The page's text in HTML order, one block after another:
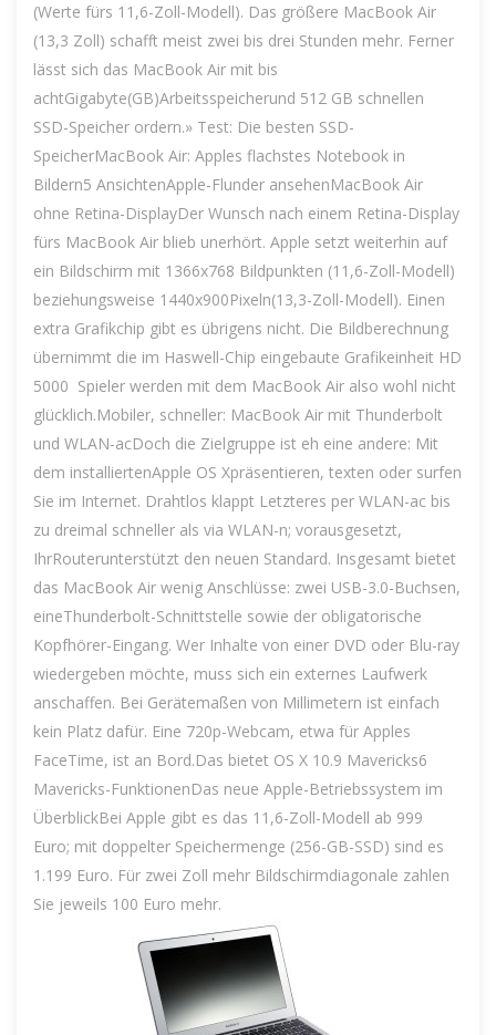
(Werte fürs 11,6-Zoll-Modell). Das größere MacBook Air
(13,3 Zoll) schafft meist zwei bis drei Stunden mehr. Ferner
lässt sich das MacBook Air mit bis
achtGigabyte(GB)Arbeitsspeicherund 512 GB schnellen
SSD-Speicher ordern.» Test: Die besten SSD-
SpeicherMacBook Air: Apples flachstes Notebook in
Bildern5 AnsichtenApple-Flunder ansehenMacBook Air
ohne Retina-DisplayDer Wunsch nach einem Retina-Display
fürs MacBook Air blieb unerhört. Apple setzt weiterhin auf
ein Bildschirm mit 1366x768 Bildpunkten (11,6-Zoll-Modell)
beziehungsweise 1440x900Pixeln(13,3-Zoll-Modell). Einen
extra Grafikchip gibt es übrigens nicht. Die Bildberechnung
übernimmt die im Haswell-Chip eingebaute Grafikeinheit HD
5000  Spieler werden mit dem MacBook Air also wohl nicht
glücklich.Mobiler, schneller: MacBook Air mit Thunderbolt
und WLAN-acDoch die Zielgruppe ist eh eine andere: Mit
dem installiertenApple OS Xpräsentieren, texten oder surfen
Sie im Internet. Drahtlos klappt Letzteres per WLAN-ac bis
zu dreimal schneller als via WLAN-n; vorausgesetzt,
IhrRouterunterstützt den neuen Standard. Insgesamt bietet
das MacBook Air wenig Anschlüsse: zwei USB-3.0-Buchsen,
eineThunderbolt-Schnittstelle sowie der obligatorische
Kopfhörer-Eingang. Wer Inhalte von einer DVD oder Blu-ray
wiedergeben möchte, muss sich ein externes Laufwerk
anschaffen. Bei Gerätemaßen von Millimetern ist einfach
kein Platz dafür. Eine 720p-Webcam, etwa für Apples
FaceTime, ist an Bord.Das bietet OS X 10.9 Mavericks6
Mavericks-FunktionenDas neue Apple-Betriebssystem im
ÜberblickBei Apple gibt es das 11,6-Zoll-Modell ab 999
Euro; mit doppelter Speichermenge (256-GB-SSD) sind es
1.199 Euro. Für zwei Zoll mehr Bildschirmdiagonale zahlen
Sie jeweils 100 Euro mehr.